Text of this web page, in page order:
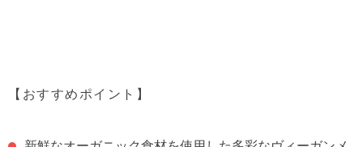
【おすすめポイント】